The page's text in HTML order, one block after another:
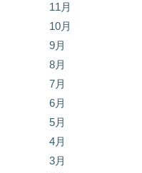
11月
10月
9月
8月
7月
6月
5月
4月
3月